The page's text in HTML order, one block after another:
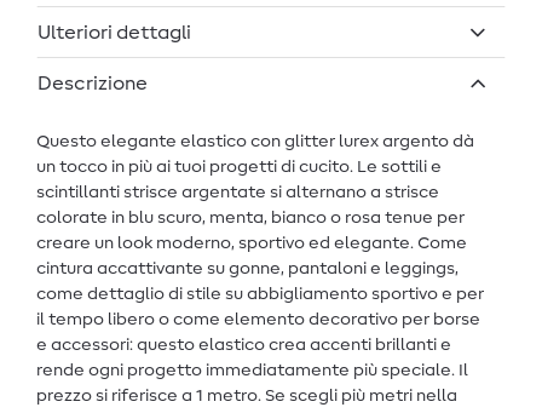
Ulteriori dettagli
Descrizione
Questo elegante elastico con glitter lurex argento dà
un tocco in più ai tuoi progetti di cucito. Le sottili e
scintillanti strisce argentate si alternano a strisce
colorate in blu scuro, menta, bianco o rosa tenue per
creare un look moderno, sportivo ed elegante. Come
cintura accattivante su gonne, pantaloni e leggings,
come dettaglio di stile su abbigliamento sportivo e per
il tempo libero o come elemento decorativo per borse
e accessori: questo elastico crea accenti brillanti e
rende ogni progetto immediatamente più speciale. Il
prezzo si riferisce a 1 metro. Se scegli più metri nella